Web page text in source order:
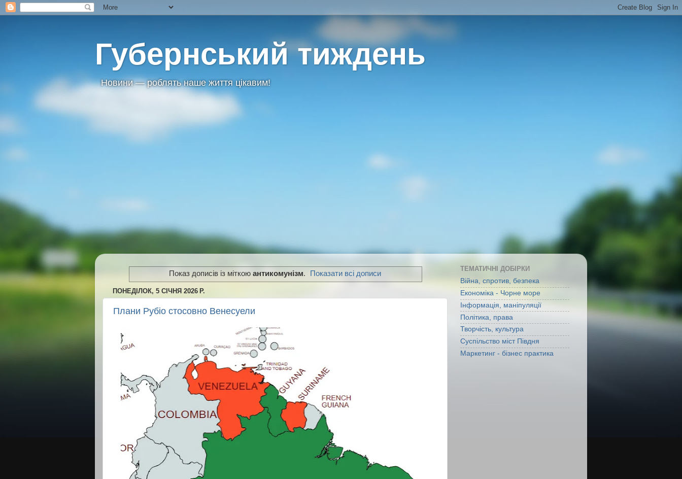
Губернський тиждень
Новини — роблять наше життя цікавим!
Показ дописів із міткою антикомунізм. Показати всі дописи
ПОНЕДІЛОК, 5 СІЧНЯ 2026 Р.
Плани Рубіо стосовно Венесуели
ТЕМАТИЧНІ ДОБІРКИ
Війна, спротив, безпека
Економіка - Чорне море
Інформація, маніпуляції
Політика, права
Творчість, культура
Суспільство міст Півдня
Маркетинг - бізнес практика